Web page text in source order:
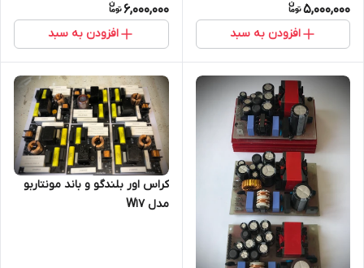
5,000,000
افزودن به سبد
6,000,000
افزودن به سبد
کراس اور بلندگو و باند مونتاربو
مدل W17